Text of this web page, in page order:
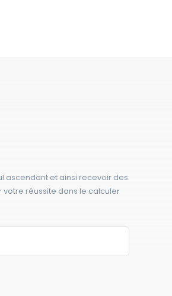
ascendant et ainsi recevoir des
votre réussite dans le calculer